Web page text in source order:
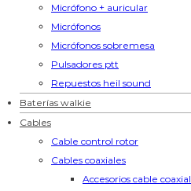
Micrófono + auricular
Micrófonos
Micrófonos sobremesa
Pulsadores ptt
Repuestos heil sound
Baterías walkie
Cables
Cable control rotor
Cables coaxiales
Accesorios cable coaxial